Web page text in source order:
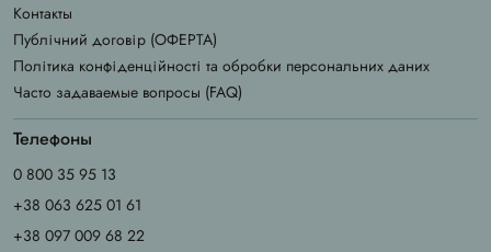
Контакты
Публічний договір (ОФЕРТА)
Політика конфіденційності та обробки персональних даних
Часто задаваемые вопросы (FAQ)
Телефоны
0 800 35 95 13
+38 063 625 01 61
+38 097 009 68 22